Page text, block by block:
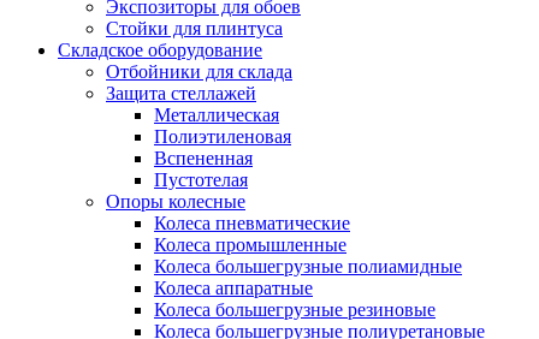
Экспозиторы для обоев
Стойки для плинтуса
Складское оборудование
Отбойники для склада
Защита стеллажей
Металлическая
Полиэтиленовая
Вспененная
Пустотелая
Опоры колесные
Колеса пневматические
Колеса промышленные
Колеса большегрузные полиамидные
Колеса аппаратные
Колеса большегрузные резиновые
Колеса большегрузные полиуретановые